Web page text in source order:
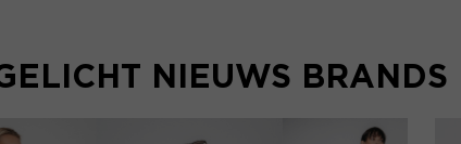
NIEUWS BRANDS